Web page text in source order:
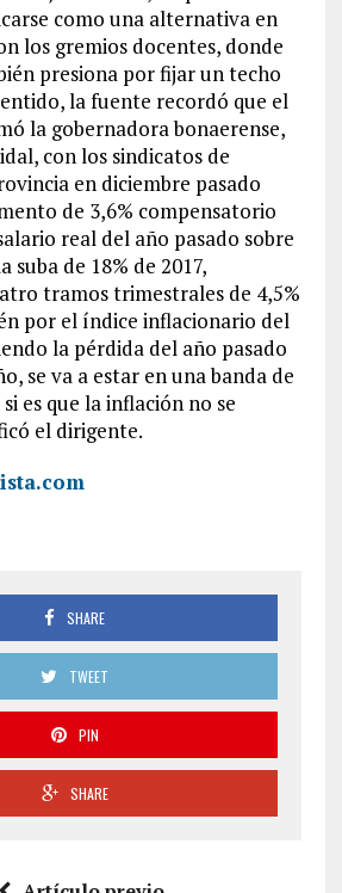
como una alternativa en
los gremios docentes, donde
presiona por fijar un techo
la fuente recordó que el
la gobernadora bonaerense,
con los sindicatos de
en diciembre pasado
de 3,6% compensatorio
real del año pasado sobre
suba de 18% de 2017,
tramos trimestrales de 4,5%
por el índice inflacionario del
la pérdida del año pasado
se va a estar en una banda de
es que la inflación no se
el dirigente.
SHARE
TWEET
PIN
SHARE